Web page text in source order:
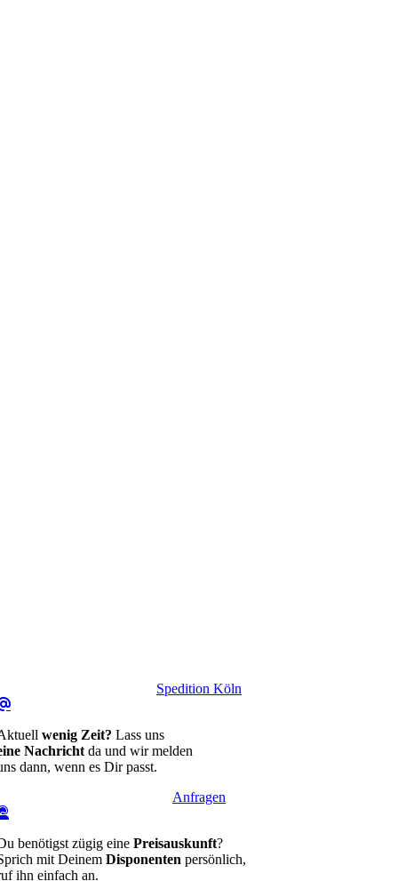
Spedition Köln
wenig Zeit? Lass uns
Nachricht da und wir melden
dann, wenn es Dir passt.
Anfragen
benötigst zügig eine Preisauskunft?
mit Deinem Disponenten persönlich,
ihn einfach an.